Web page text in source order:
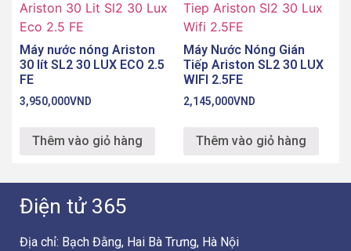
Máy nước nóng Ariston
30 lít SL2 30 LUX ECO 2.5
FE
3,950,000VND
Thêm vào giỏ hàng
Máy Nước Nóng Gián
Tiếp Ariston SL2 30 LUX
WIFI 2.5FE
2,145,000VND
Thêm vào giỏ hàng
Điện tử 365
Địa chỉ: Bạch Đằng, Hai Bà Trưng, Hà Nội